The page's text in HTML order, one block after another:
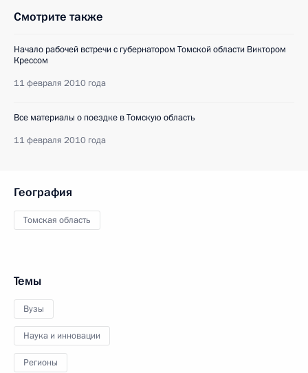
Смотрите также
Начало рабочей встречи с губернатором Томской области Виктором
Крессом
11 февраля 2010 года
Все материалы о поездке в Томскую область
11 февраля 2010 года
География
Томская область
Темы
Вузы
Наука и инновации
Регионы